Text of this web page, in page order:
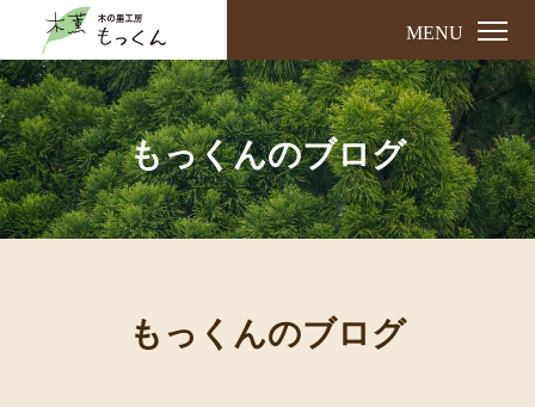
MENU
もっくんのブログ
もっくんのブログ